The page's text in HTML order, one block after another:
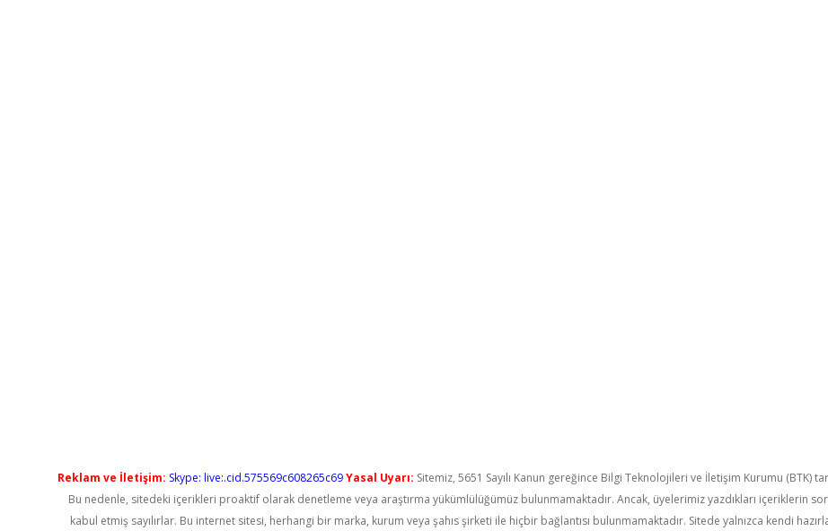
Reklam ve İletişim: Skype: live:.cid.575569c608265c69 Yasal Uyarı: Sitemiz, 5651 Sayılı Kanun gereğince Bilgi Teknolojileri ve İletişim Kurumu (BTK)
Bu nedenle, sitedeki içerikleri proaktif olarak denetleme veya araştırma yükümlülüğümüz bulunmamaktadır. Ancak, üyelerimiz yazdıkları içeriklerin
kabul etmiş sayılırlar. Bu internet sitesi, herhangi bir marka, kurum veya şahıs şirketi ile hiçbir bağlantısı bulunmamaktadır. Sitede yalnızca kendi